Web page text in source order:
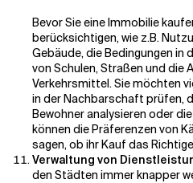
Bevor Sie eine Immobilie
berücksichtigen, wie z.B.
Gebäude, die Bedingungen in
von Schulen, Straßen und die
Verkehrsmittel. Sie möchten
in der Nachbarschaft prüfen,
Bewohner analysieren oder
können die Präferenzen von
sagen, ob ihr Kauf das
Verwaltung von
den Städten immer knapper